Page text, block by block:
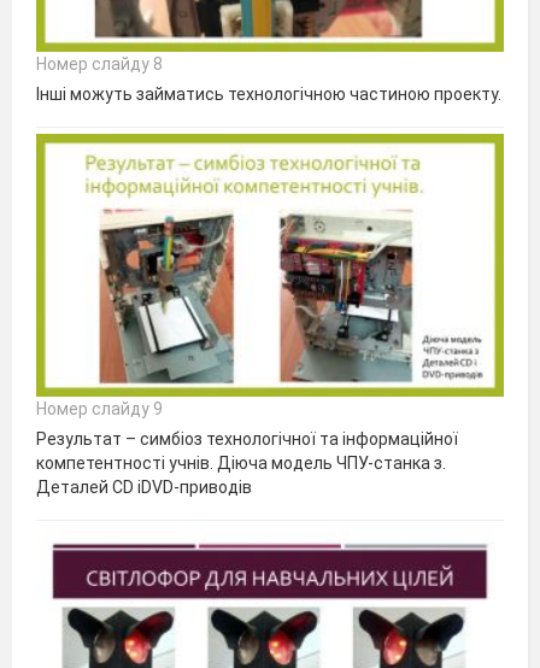
Номер слайду 8
Інші можуть займатись технологічною частиною проекту.
Номер слайду 9
Результат – симбіоз технологічної та інформаційної
компетентності учнів. Діюча модель ЧПУ-станка з.
Деталей CD іDVD-приводів